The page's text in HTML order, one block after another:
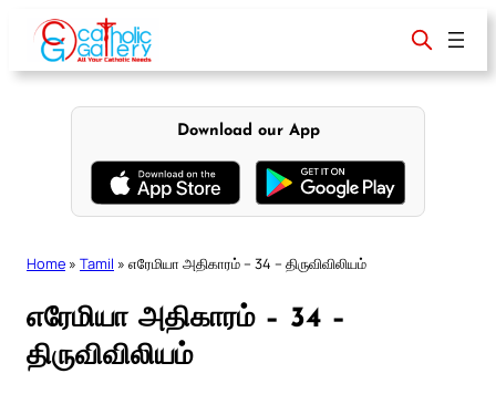
content
Download our App
Home » Tamil » எரேமியா அதிகாரம் – 34 – திருவிவிலியம்
எரேமியா அதிகாரம் – 34 –
திருவிவிலியம்